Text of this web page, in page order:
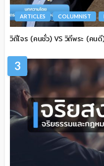
ARTICLES COLUMNIST
วิถีโจร (คนชั่ว) VS วิถีพระ (คน
3